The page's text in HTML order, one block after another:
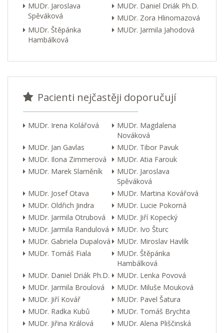
MUDr. Jaroslava
Spěváková
MUDr. Daniel Driák Ph.D.
MUDr. Zora Hlinomazová
MUDr. Štěpánka
Hambálková
MUDr. Jarmila Jahodová
Pacienti nejčastěji doporučují
MUDr. Irena Kolářová
MUDr. Magdalena
Nováková
MUDr. Jan Gavlas
MUDr. Tibor Pavuk
MUDr. Ilona Zimmerová
MUDr. Atia Farouk
MUDr. Marek Slaměník
MUDr. Jaroslava
Spěváková
MUDr. Josef Otava
MUDr. Martina Kovářová
MUDr. Oldřich Jindra
MUDr. Lucie Pokorná
MUDr. Jarmila Otrubová
MUDr. Jiří Kopecký
MUDr. Jarmila Randulová
MUDr. Ivo Šturc
MUDr. Gabriela Dupalová
MUDr. Miroslav Havlík
MUDr. Tomáš Fiala
MUDr. Štěpánka
Hambálková
MUDr. Daniel Driák Ph.D.
MUDr. Lenka Povová
MUDr. Jarmila Broulová
MUDr. Miluše Mouková
MUDr. Jiří Kovář
MUDr. Pavel Šatura
MUDr. Radka Kubů
MUDr. Tomáš Brychta
MUDr. Jiřina Králová
MUDr. Alena Pliščinská